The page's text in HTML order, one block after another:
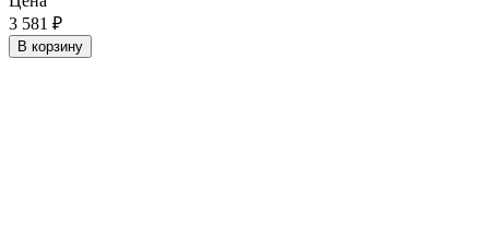
3 581 ₽
В корзину